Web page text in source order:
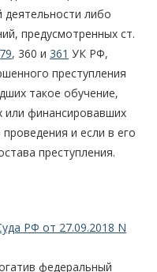
деятельности либо
предусмотренных ст.
, 360 и 361 УК РФ,
преступления
такое обучение,
или финансировавших
и если в его
преступления.
РФ от 27.09.2018 N
федеральный